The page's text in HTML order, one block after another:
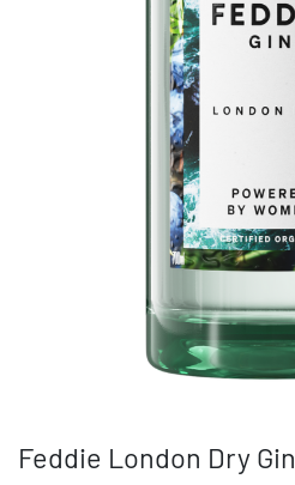
Feddie London Dry Gin